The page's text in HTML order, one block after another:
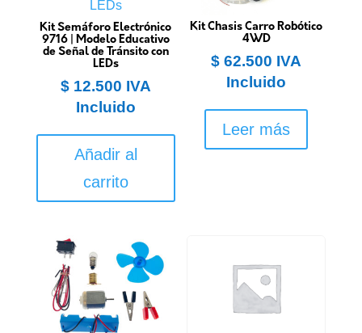
Kit Semáforo Electrónico
9716 | Modelo Educativo
de Señal de Tránsito con
LEDs
$12.500 IVA
Incluido
Añadir al
carrito
Kit Chasis Carro Robótico
4WD
$ 62.500 IVA
Incluido
Leer más